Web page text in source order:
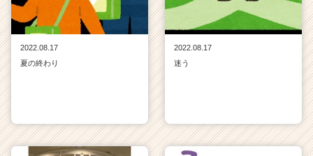
2022.08.17
夏の終わり
2022.08.17
迷う